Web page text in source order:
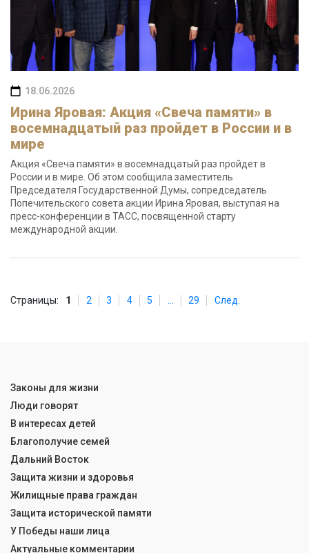
18.06.2026
Ирина Яровая: Акция «Свеча памяти» в
восемнадцатый раз пройдет в России и в
мире
Акция «Свеча памяти» в восемнадцатый раз пройдет в
России и в мире. Об этом сообщила заместитель
Председателя Государственной Думы, сопредседатель
Попечительского совета акции Ирина Яровая, выступая на
пресс-конференции в ТАСС, посвященной старту
международной акции.
Страницы: 1 2 3 4 5 29 След.
Законы для жизни
Люди говорят
В интересах детей
Благополучие семей
Дальний Восток
Защита жизни и здоровья
Жилищные права граждан
Защита исторической памяти
У Победы наши лица
Актуальные комментарии